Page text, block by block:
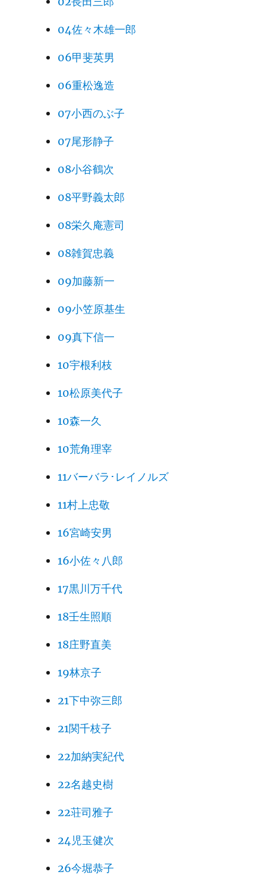
04佐々木雄一郎
06甲斐英男
06重松逸造
07小西のぶ子
07尾形静子
08小谷鶴次
08平野義太郎
08栄久庵憲司
08雑賀忠義
09加藤新一
09小笠原基生
09真下信一
10宇根利枝
10松原美代子
10森一久
10荒角理宰
11バーバラ･レイノルズ
11村上忠敬
16宮崎安男
16小佐々八郎
17黒川万千代
18壬生照順
18庄野直美
19林京子
21下中弥三郎
21関千枝子
22加納実紀代
22名越史樹
22荘司雅子
24児玉健次
26今堀恭子